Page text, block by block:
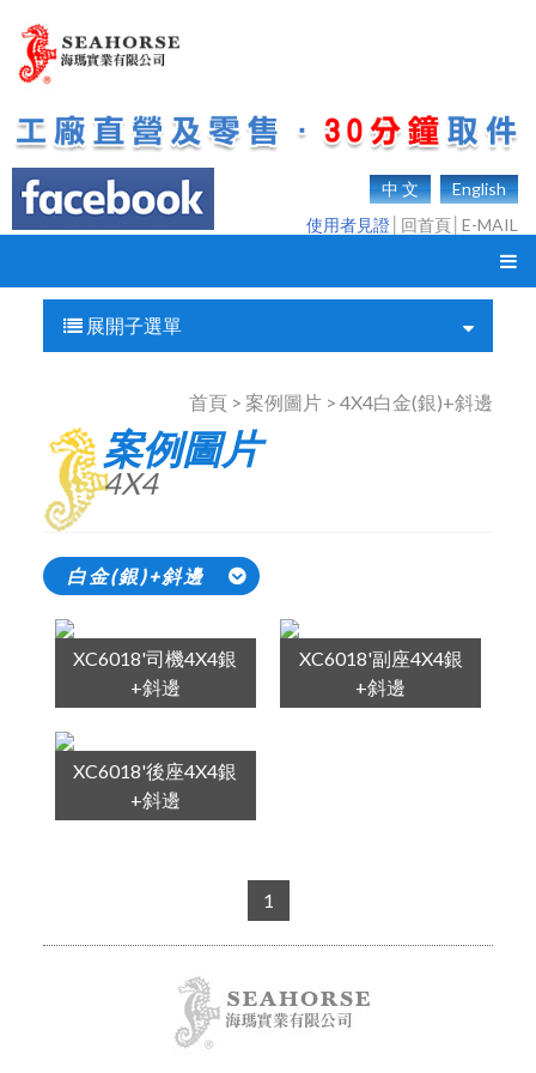
中 文
English
使用者見證 回首頁 E-MAIL
展開子選單
首頁 > 案例圖片 > 4X4白金(銀)+斜邊
案例圖片
4X4
白金(銀)+斜邊
XC6018'司機4X4銀
+斜邊
XC6018'副座4X4銀
+斜邊
XC6018'後座4X4銀
+斜邊
1